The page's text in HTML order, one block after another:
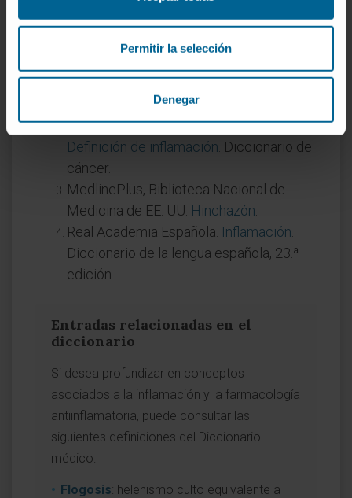
Permitir la selección
Denegar
Referencias
Diccionario de la lengua española, 23.ª
Instituto Nacional del Cáncer (NCI).
Definición de inflamación . Diccionario de
cáncer.
MedlinePlus, Biblioteca Nacional de
Medicina de EE. UU. Hinchazón
Real Academia Española. Inflamación
Diccionario de la lengua española, 23.ª
edición.
Entradas relacionadas en el
diccionario
Si desea profundizar en conceptos
asociados a la inflamación y la farmacología
antiinflamatoria, puede consultar las
siguientes definiciones del Diccionario
médico:
Flogosis: helenismo culto equivalente a